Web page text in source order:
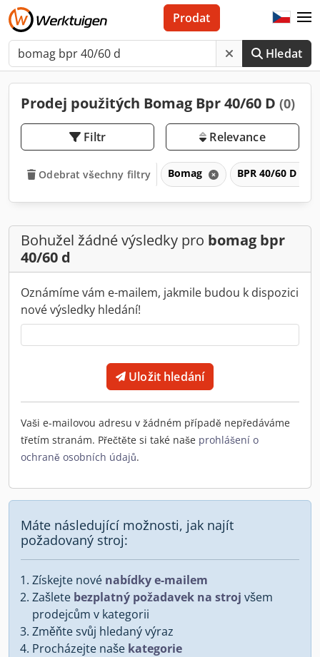
Hledat
Prodat
Prodej použitých Bomag Bpr 40/60 D (0)
Filtr Relevance
Odebrat všechny filtry Bomag BPR 40/60 D
Bohužel žádné výsledky pro bomag bpr
40/60 d
Oznámíme vám e-mailem, jakmile budou k dispozici
nové výsledky hledání!
Uložit hledání
Vaši e-mailovou adresu v žádném případě nepředáváme
třetím stranám. Přečtěte si také naše prohlášení o
ochraně osobních údajů.
Máte následující možnosti, jak najít
požadovaný stroj:
Získejte nové nabídky e-mailem
Zašlete bezplatný požadavek na stroj všem
prodejcům v kategorii
Změňte svůj hledaný výraz
Procházejte naše kategorie